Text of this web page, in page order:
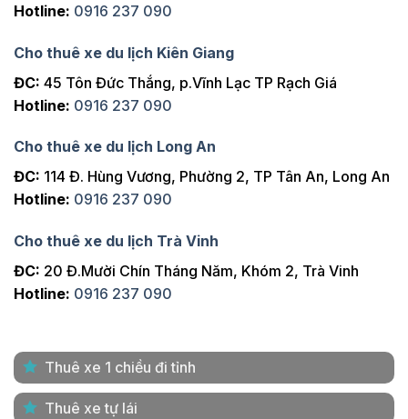
Hotline: 0916 237 090
Cho thuê xe du lịch Kiên Giang
ĐC: 45 Tôn Đức Thắng, p.Vĩnh Lạc TP Rạch Giá
Hotline: 0916 237 090
Cho thuê xe du lịch Long An
ĐC: 114 Đ. Hùng Vương, Phường 2, TP Tân An, Long An
Hotline: 0916 237 090
Cho thuê xe du lịch Trà Vinh
ĐC: 20 Đ.Mười Chín Tháng Năm, Khóm 2, Trà Vinh
Hotline: 0916 237 090
Thuê xe 1 chiều đi tỉnh
Thuê xe tự lái